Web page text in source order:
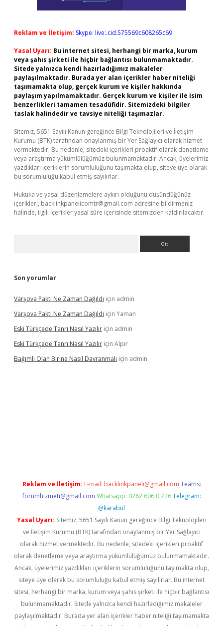
Reklam ve İletişim: Skype: live:.cid.575569c608265c69
Yasal Uyarı: Bu internet sitesi, herhangi bir marka, kurum
veya şahıs şirketi ile hiçbir bağlantısı bulunmamaktadır.
Sitede yalnızca kendi hazırladığımız makaleler
paylaşılmaktadır. Burada yer alan içerikler haber niteliği
taşımamakta olup, gerçek kurum ve kişiler hakkında
paylaşım yapılmamaktadır. Gerçek kurum ve kişiler ile isim
benzerlikleri tamamen tesadüfidir. Sitemizdeki bilgiler
taslak halindedir ve tavsiye niteliği taşımazlar.
Sitemiz, 5651 Sayılı Kanun gereğince Bilgi Teknolojileri ve İletişim
Kurumu (BTK) tarafından onaylanmış bir Yer Sağlayıcı olarak hizmet
vermektedir. Bu nedenle, sitedeki içerikleri proaktif olarak denetleme
veya araştırma yükümlülüğümüz bulunmamaktadır. Ancak, üyelerimiz
yazdıkları içeriklerin sorumluluğunu taşımakta olup, siteye üye olarak
bu sorumluluğu kabul etmiş sayılırlar.
Hukuka ve yasal düzenlemelere aykırı olduğunu düşündüğünüz
içerikleri, backlinkpanelicomtr@gmail.com adresine bildirmeniz
halinde, ilgili içerikler yasal süre içerisinde sitemizden kaldırılacaktır.
Son yorumlar
Varşova Paktı Ne Zaman Dağıldı için admin
Varşova Paktı Ne Zaman Dağıldı için Yaman
Eski Türkçede Tanrı Nasıl Yazılır için admin
Eski Türkçede Tanrı Nasıl Yazılır için Alpır
Bağımlı Olan Birine Nasıl Davranmalı için admin
Reklam ve İletişim: E-mail: backlinkpaneli@gmail.com Teams:
forumhizmeti@gmail.com Whatsapp: 0262 606 0 726 Telegram:
@karabul
Yasal Uyarı: Sitemiz, 5651 Sayılı Kanun gereğince Bilgi Teknolojileri
ve İletişim Kurumu (BTK) tarafından onaylanmış bir Yer Sağlayıcı
olarak hizmet vermektedir. Bu nedenle, sitedeki içerikleri proaktif
olarak denetleme veya araştırma yükümlülüğümüz bulunmamaktadır.
Ancak, üyelerimiz yazdıkları içeriklerin sorumluluğunu taşımakta olup,
siteye üye olarak bu sorumluluğu kabul etmiş sayılırlar. Bu internet
sitesi, herhangi bir marka, kurum veya şahıs şirketi ile hiçbir bağlantısı
bulunmamaktadır. Sitede yalnızca kendi hazırladığımız makaleler
paylaşılmaktadır. Burada yer alan içerikler haber niteliği taşımamakta